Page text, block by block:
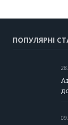
ПОПУЛЯРНІ